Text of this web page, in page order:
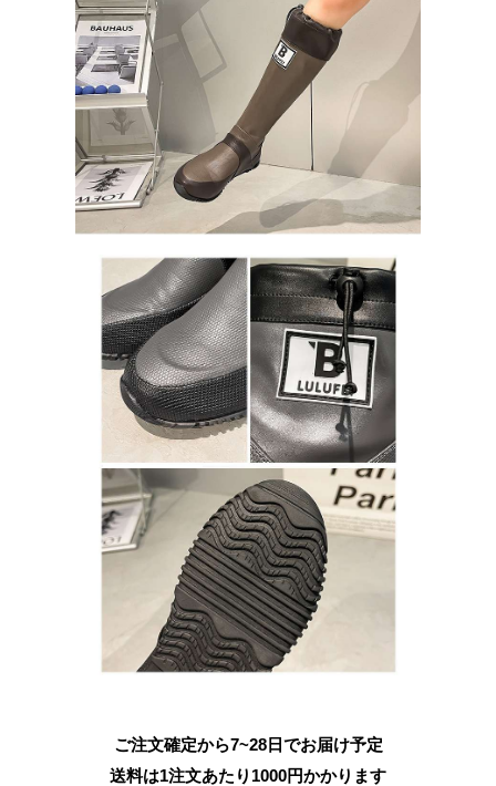
ご注文確定から7~28日でお届け予定
送料は1注文あたり 1000円かかります